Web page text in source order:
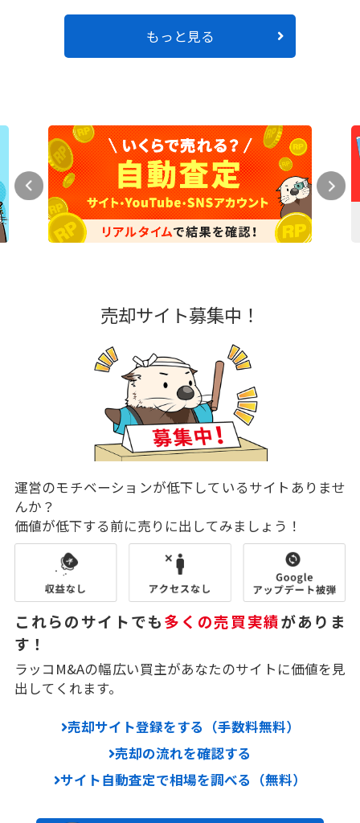
もっと見る
売却サイト募集中！
運営のモチベーションが低下しているサイトありませ
んか？
価値が低下する前に売りに出してみましょう！
これらのサイトでも多くの売買実績がありま
す！
ラッコM&Aの幅広い買主があなたのサイトに価値を見
出してくれます。
売却サイト登録をする（手数料無料）
売却の流れを確認する
サイト自動査定で相場を調べる（無料）